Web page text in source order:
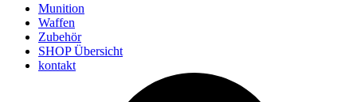
Munition
Waffen
Zubehör
SHOP Übersicht
kontakt